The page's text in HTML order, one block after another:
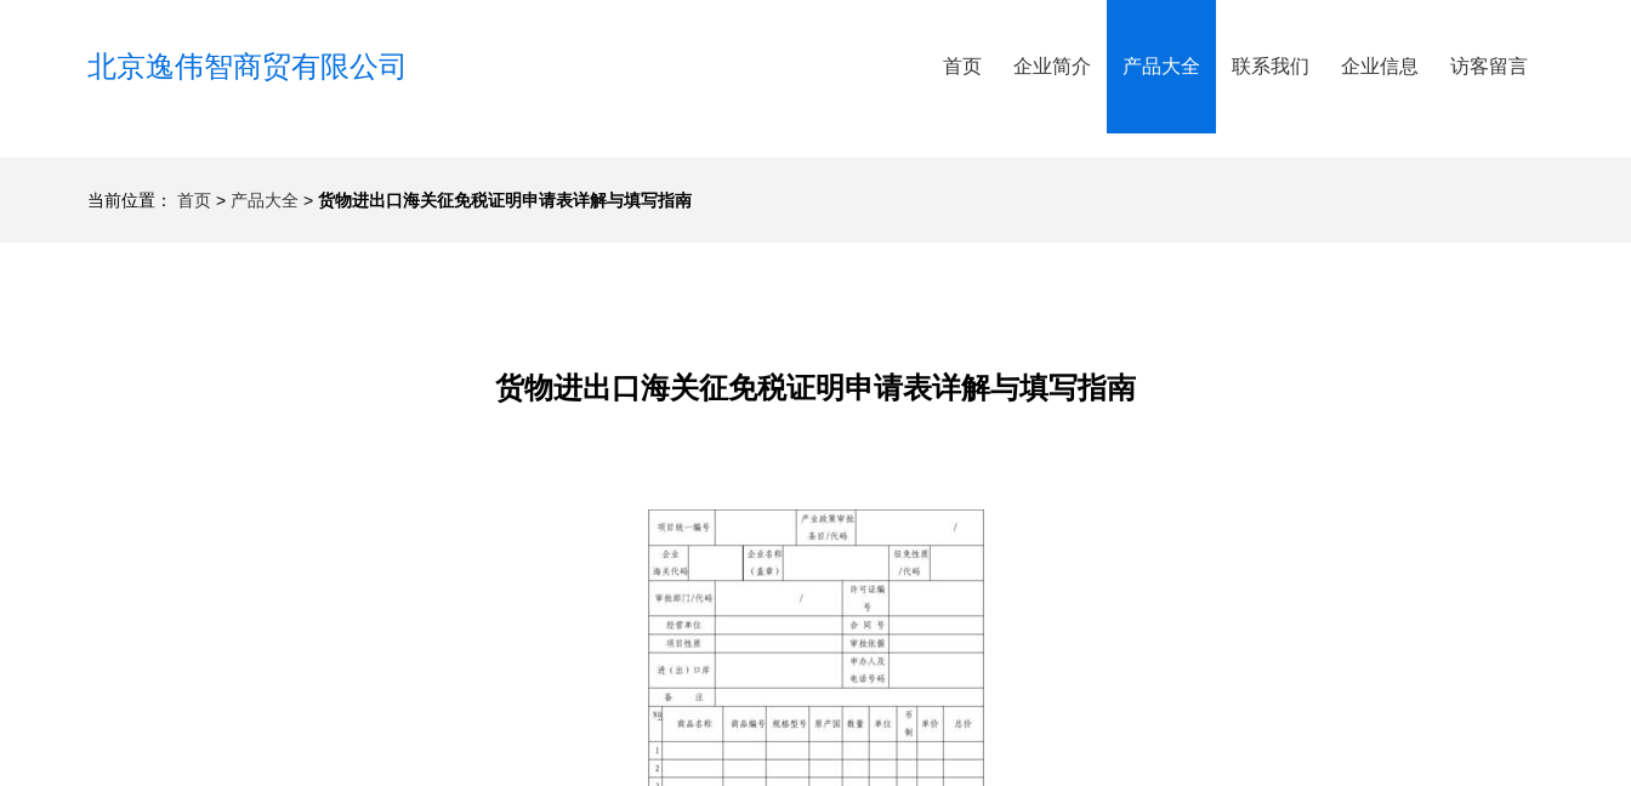
北京逸伟智商贸有限公司 首页 企业简介 产品大全 联系我们 企业信息 访客留言
当前位置： 首页 > 产品大全 > 货物进出口海关征免税证明申请表详解与填写指南
货物进出口海关征免税证明申请表详解与填写指南